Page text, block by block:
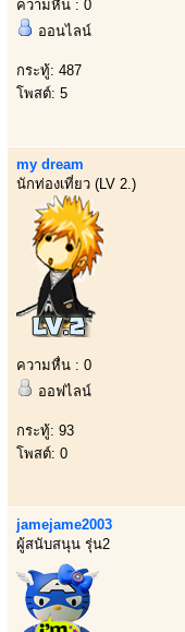
ความหื่น : 0
ออนไลน์
กระทู้: 487
โพสต์: 5
my dream
นักท่องเที่ยว (LV 2.)
ความหื่น : 0
ออฟไลน์
กระทู้: 93
โพสต์: 0
jamejame2003
ผู้สนับสนุน รุ่น2